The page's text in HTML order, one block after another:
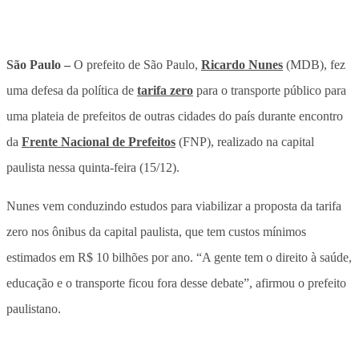
São Paulo – O prefeito de São Paulo, Ricardo Nunes (MDB), fez
uma defesa da política de tarifa zero para o transporte público para
uma plateia de prefeitos de outras cidades do país durante encontro
da Frente Nacional de Prefeitos (FNP), realizado na capital
paulista nessa quinta-feira (15/12).
Nunes vem conduzindo estudos para viabilizar a proposta da tarifa
zero nos ônibus da capital paulista, que tem custos mínimos
estimados em R$ 10 bilhões por ano. “A gente tem o direito à saúde,
educação e o transporte ficou fora desse debate”, afirmou o prefeito
paulistano.